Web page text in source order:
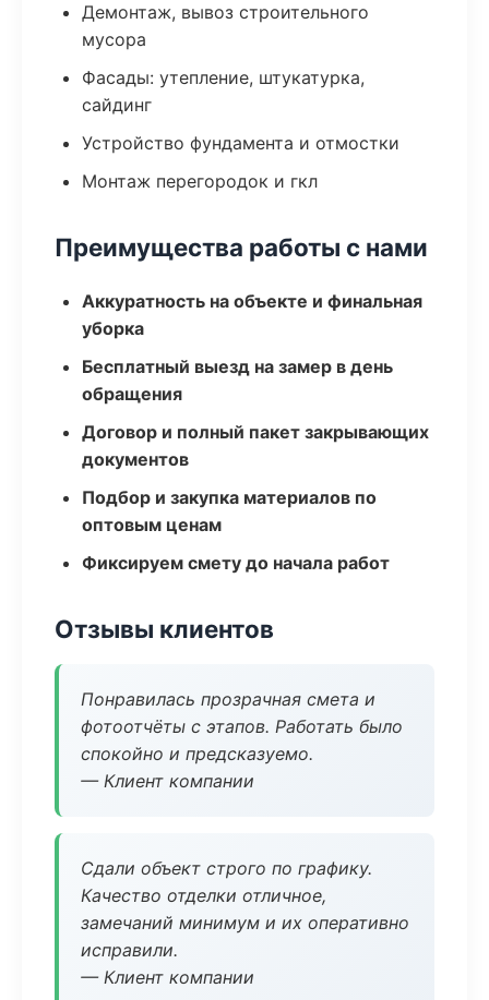
Демонтаж, вывоз строительного
мусора
Фасады: утепление, штукатурка,
сайдинг
Устройство фундамента и отмостки
Монтаж перегородок и гкл
Преимущества работы с нами
Аккуратность на объекте и финальная
уборка
Бесплатный выезд на замер в день
обращения
Договор и полный пакет закрывающих
документов
Подбор и закупка материалов по
оптовым ценам
Фиксируем смету до начала работ
Отзывы клиентов
Понравилась прозрачная смета и
фотоотчёты с этапов. Работать было
спокойно и предсказуемо.
— Клиент компании
Сдали объект строго по графику.
Качество отделки отличное,
замечаний минимум и их оперативно
исправили.
— Клиент компании